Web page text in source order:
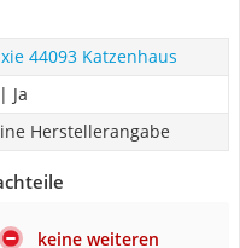
44093 Katzenhaus
Ja
Herstellerangabe
keine weiteren